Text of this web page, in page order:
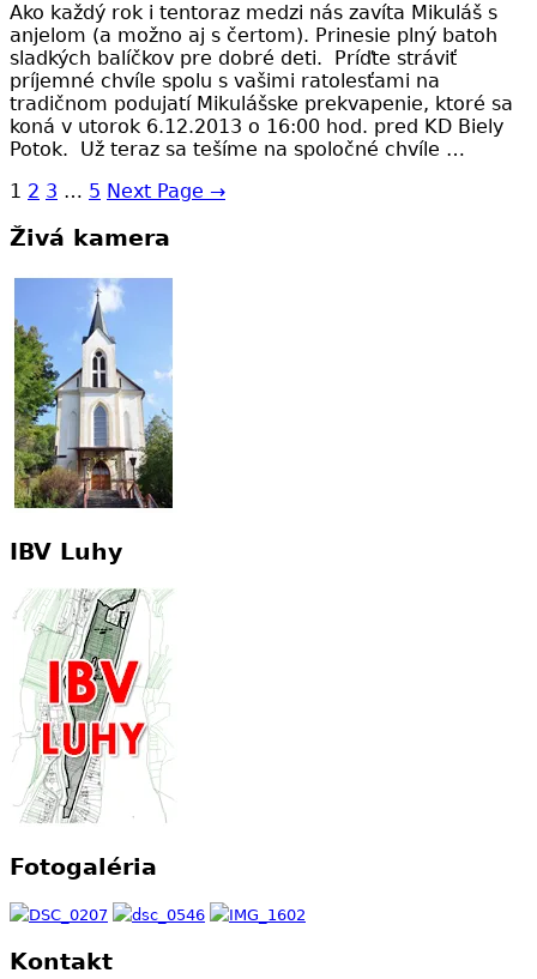
Ako každý rok i tentoraz medzi nás zavíta Mikuláš s
anjelom (a možno aj s čertom). Prinesie plný batoh
sladkých balíčkov pre dobré deti. Príďte stráviť
príjemné chvíle spolu s vašimi ratolesťami na
tradičnom podujatí Mikulášske prekvapenie, ktoré sa
koná v utorok 6.12.2013 o 16:00 hod. pred KD Biely
Potok. Už teraz sa tešíme na spoločné chvíle …
1 2 3 … 5 Next Page →
Živá kamera
IBV Luhy
Fotogaléria
Kontakt